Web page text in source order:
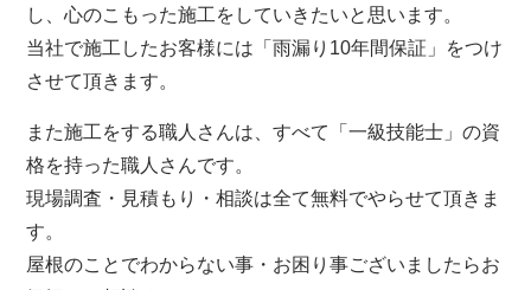
し、心のこもった施工をしていきたいと思います。
当社で施工したお客様には「雨漏り10年間保証」をつけ
させて頂きます。
また施工をする職人さんは、すべて「一級技能士」の資
格を持った職人さんです。
現場調査・見積もり・相談は全て無料でやらせて頂きま
す。
屋根のことでわからない事・お困り事ございましたらお